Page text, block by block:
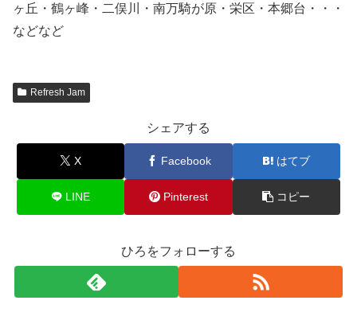
ヶ丘・鶴ヶ峰・二俣川・南万騎が原・栄区・本郷台・・・
などなど
Refresh Jam
シェアする
X Facebook はてブ
LINE Pinterest コピー
ひろをフォローする